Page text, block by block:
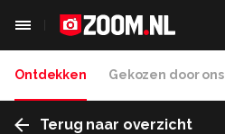
Ontdekken Gekozen door ons
Terug naar overzicht